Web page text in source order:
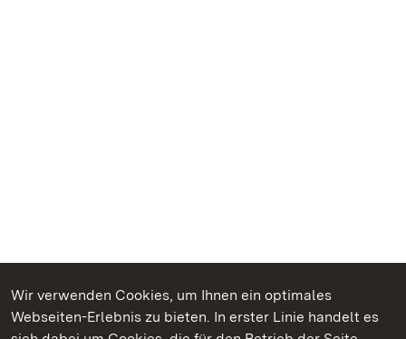
Wir verwenden Cookies, um Ihnen ein optimales
Webseiten-Erlebnis zu bieten. In erster Linie handelt es
Kommen. Staunen. Genießen.